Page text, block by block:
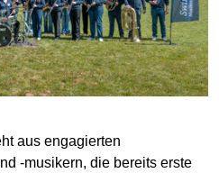
aus engagierten
-musikern, die bereits erste